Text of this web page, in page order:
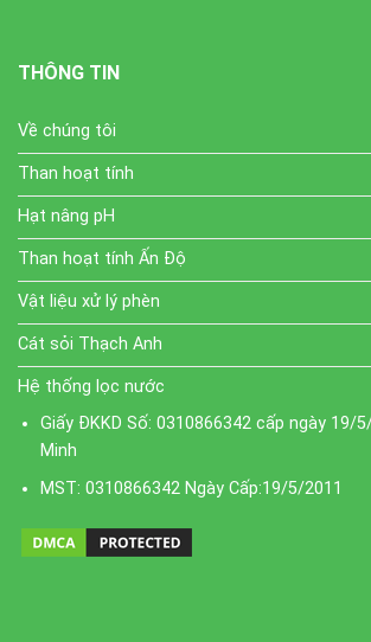
THÔNG TIN
Về chúng tôi
Than hoạt tính
Hạt nâng pH
Than hoạt tính Ấn Độ
Vật liệu xử lý phèn
Cát sỏi Thạch Anh
Hệ thống lọc nước
Giấy ĐKKD Số: 0310866342 cấp ngày 19/
Minh
MST: 0310866342 Ngày Cấp:19/5/2011